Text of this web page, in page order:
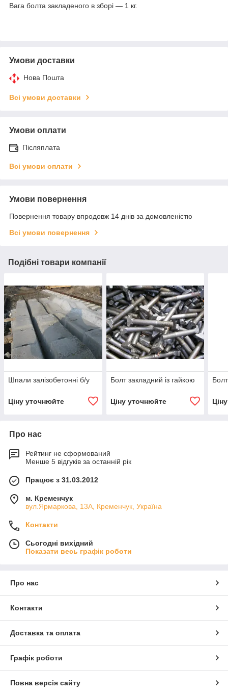
Вага болта закладеного в зборі — 1 кг.
Умови доставки
Нова Пошта
Всі умови доставки
Умови оплати
Післяплата
Всі умови оплати
Умови повернення
Повернення товару впродовж 14 днів за домовленістю
Всі умови повернення
Подібні товари компанії
Шпали залізобетонні б/у
Ціну уточнюйте
Болт закладний із гайкою
Ціну уточнюйте
Про нас
Рейтинг не сформований
Менше 5 відгуків за останній рік
Працює з 31.03.2012
м. Кременчук
вул.Ярмаркова, 13А, Кременчук, Україна
Контакти
Сьогодні вихідний
Показати весь графік роботи
Про нас
Контакти
Доставка та оплата
Графік роботи
Повна версія сайту